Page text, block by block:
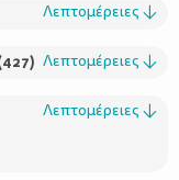
Λεπτομέρειες ↓
427) Λεπτομέρειες ↓
Λεπτομέρειες ↓